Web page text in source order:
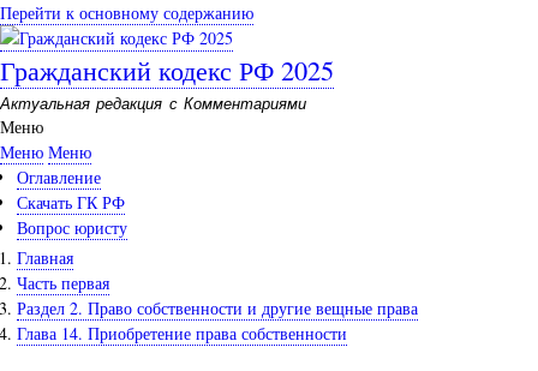
Перейти к основному содержанию
Гражданский кодекс РФ 2025
Актуальная редакция с Комментариями
Меню
Меню Меню
Оглавление
Скачать ГК РФ
Вопрос юристу
Главная
Часть первая
Раздел 2. Право собственности и другие вещные права
Глава 14. Приобретение права собственности